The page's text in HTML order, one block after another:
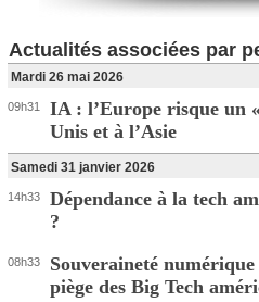
Actualités associées par
Mardi 26 mai 2026
09h31
IA : l’Europe risque un
Unis et à l’Asie
Samedi 31 janvier 2026
14h33
Dépendance à la tech
?
08h33
Souveraineté
piège des Big Tech